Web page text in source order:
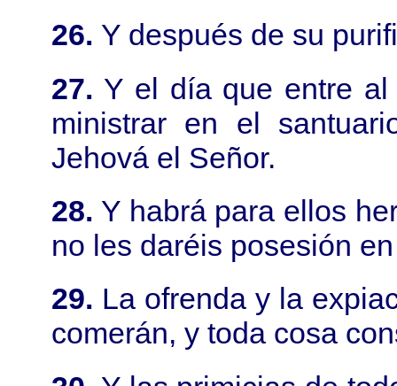
26. Y después de su
27. Y el día que entre al
ministrar en el
Jehová el Señor.
28. Y habrá para ellos
no les daréis posesión
29. La ofrenda y la
comerán, y toda cosa